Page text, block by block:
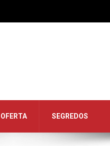
OFERTA SEGREDOS